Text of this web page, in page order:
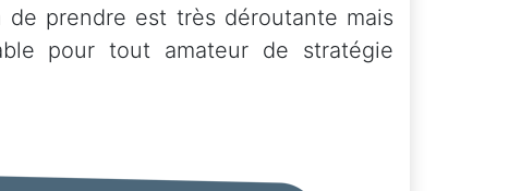
prendre est très déroutante mais
pour tout amateur de stratégie